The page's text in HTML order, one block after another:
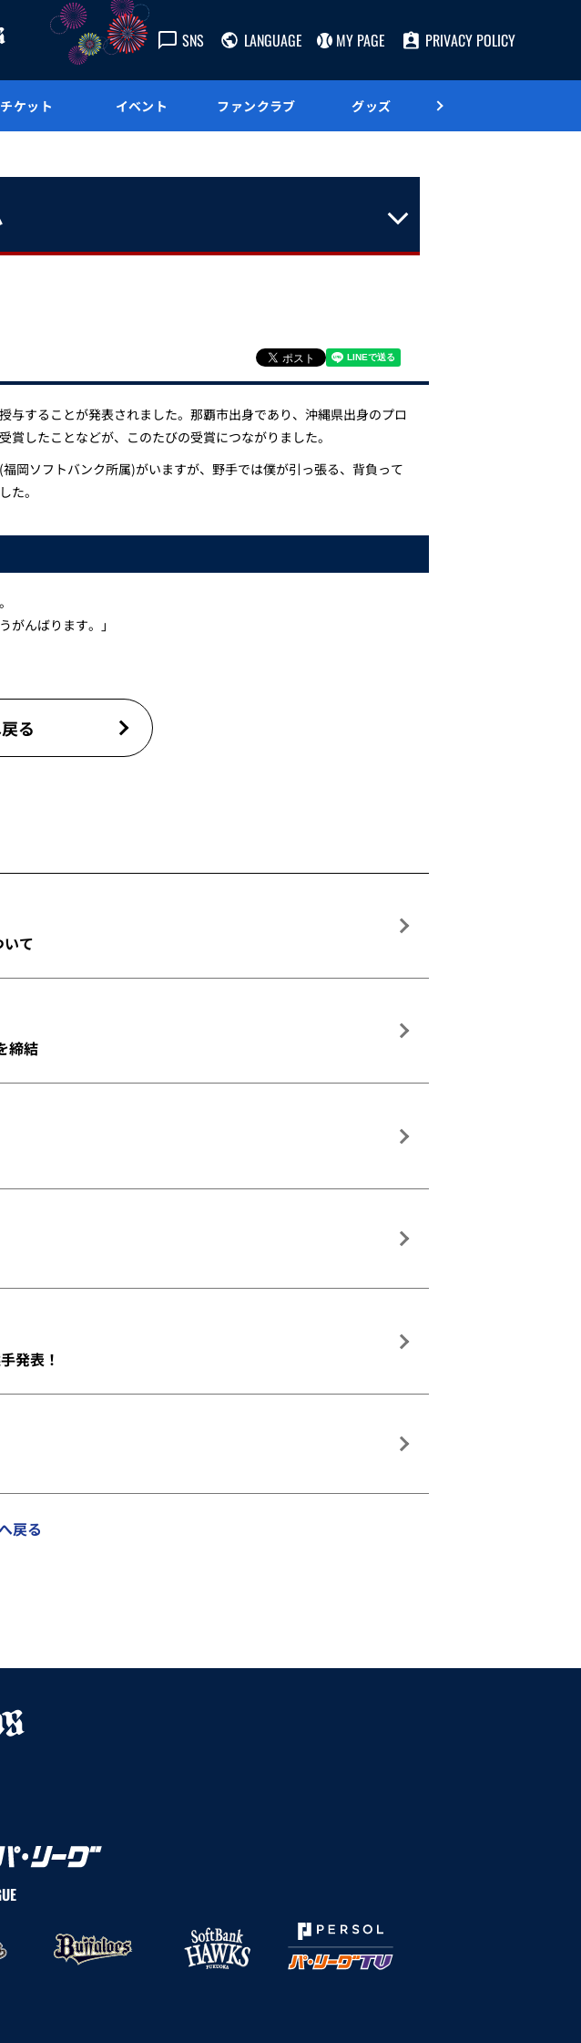
SNS LANGUAGE MY PAGE PRIVACY POLICY
チケット イベント ファンクラブ グッズ
することが発表されました。那覇市出身であり、沖縄県出身のプロ
したことなどが、このたびの受賞につながりました。
岡ソフトバンク所属)がいますが、野手では僕が引っ張る、背負って
た。
んばります。」
る
て
締結
発表！
戻る